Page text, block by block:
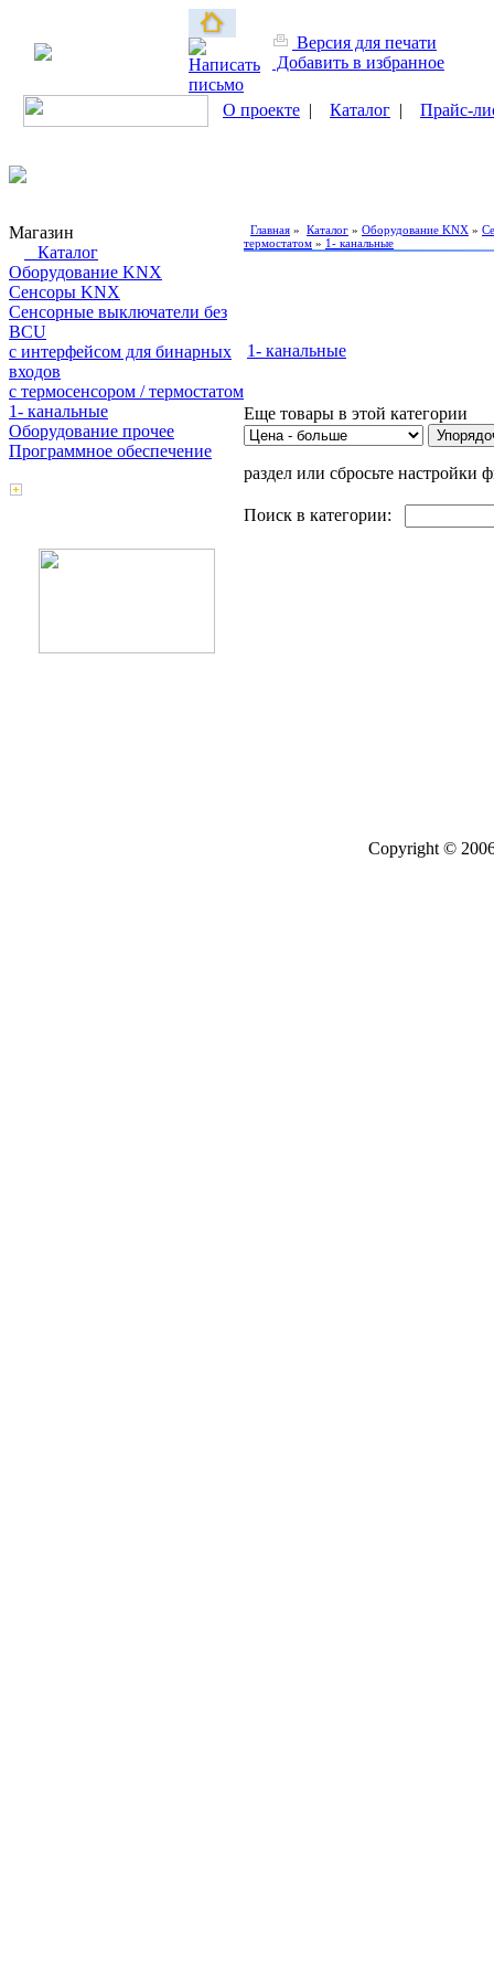
Версия для печати
Добавить в избранное
О проекте | Каталог | Прайс-
Магазин
Каталог
Оборудование KNX
Сенсоры KNX
Сенсорные выключатели без
BCU
с интерфейсом для бинарных
входов
с термосенсором / термостатом
1- канальные
Оборудование прочее
Программное обеспечение
Главная » Каталог » Оборудование KNX »
термостатом » 1- канальные
1- канальные
Еще товары в этой категории
раздел или сбросьте настройки
Поиск в категории:
Copyright ©